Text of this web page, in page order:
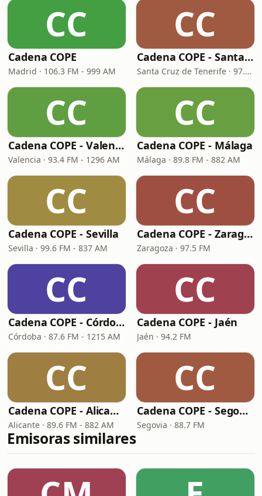
CC
Cadena COPE
Madrid · 106.3 FM - 999 AM
CC
Cadena COPE - Santa Cruz de Tenerife
Santa Cruz de Tenerife · 97.1 FM - 882 AM
CC
Cadena COPE - Valencia
Valencia · 93.4 FM - 1296 AM
CC
Cadena COPE - Málaga
Málaga · 89.8 FM - 882 AM
CC
Cadena COPE - Sevilla
Sevilla · 99.6 FM - 837 AM
CC
Cadena COPE - Zaragoza
Zaragoza · 97.5 FM
CC
Cadena COPE - Córdoba
Córdoba · 87.6 FM - 1215 AM
CC
Cadena COPE - Jaén
Jaén · 94.2 FM
CC
Cadena COPE - Alicante
Alicante · 89.6 FM - 882 AM
CC
Cadena COPE - Segovia
Segovia · 88.7 FM
Emisoras similares